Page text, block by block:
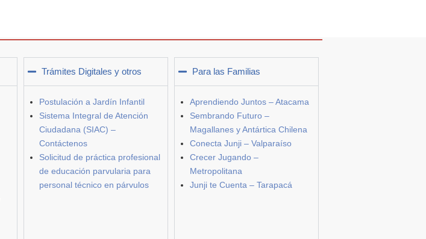
Trámites Digitales y otros
Postulación a Jardín Infantil
Sistema Integral de Atención
Ciudadana (SIAC) –
Contáctenos
Solicitud de práctica profesional
de educación parvularia para
personal técnico en párvulos
Para las Familias
Aprendiendo Juntos – Atacama
Sembrando Futuro –
Magallanes y Antártica Chilena
Conecta Junji – Valparaíso
Crecer Jugando –
Metropolitana
Junji te Cuenta – Tarapacá